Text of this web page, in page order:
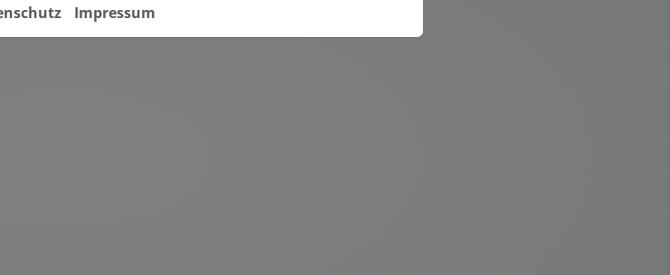
Impressum